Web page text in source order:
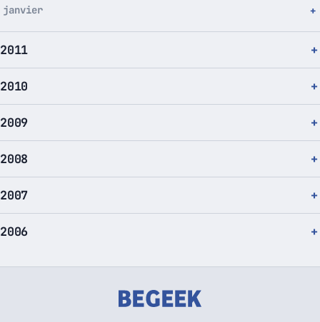
janvier
2011
2010
2009
2008
2007
2006